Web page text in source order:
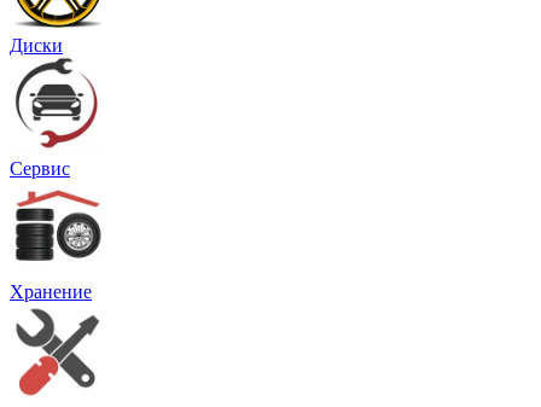
Диски
Сервис
Хранение